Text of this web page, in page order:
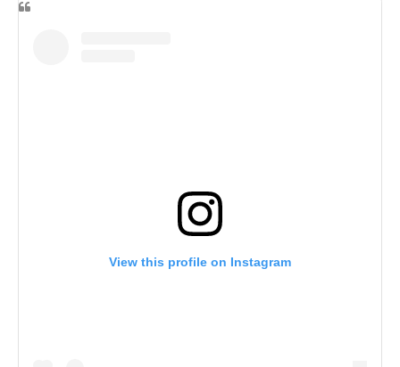
View this profile on Instagram